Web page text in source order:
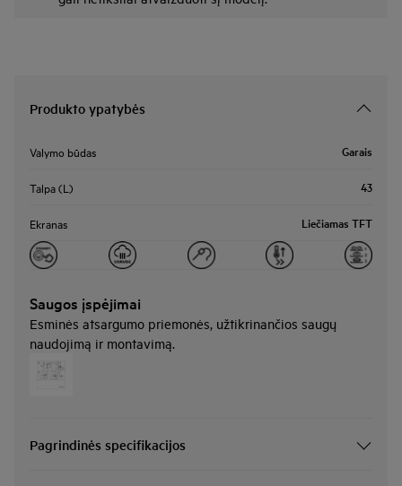
Produkto ypatybės
Valymo būdas Garais
Talpa (L) 43
Ekranas Liečiamas TFT
Saugos įspėjimai
Esminės atsargumo priemonės, užtikrinančios saugų
naudojimą ir montavimą.
Pagrindinės specifikacijos